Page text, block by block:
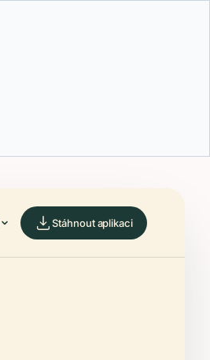
Stáhnout aplikaci